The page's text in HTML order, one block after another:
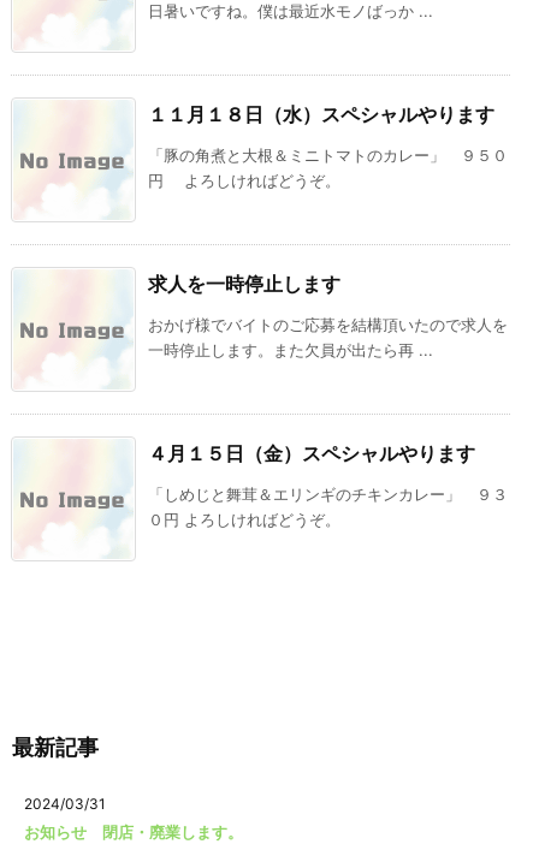
日暑いですね。僕は最近水モノばっか ...
１１月１８日（水）スペシャルやります
「豚の角煮と大根＆ミニトマトのカレー」 ９５０
円 よろしければどうぞ。
求人を一時停止します
おかげ様でバイトのご応募を結構頂いたので求人を
一時停止します。また欠員が出たら再 ...
４月１５日（金）スペシャルやります
「しめじと舞茸＆エリンギのチキンカレー」 ９３
０円 よろしければどうぞ。
最新記事
2024/03/31
お知らせ 閉店・廃業します。